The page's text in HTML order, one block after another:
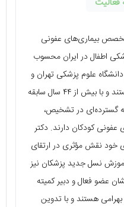
بیماری‌های عفونی
اطفال در ایران محسوب
علوم پزشکی تهران و
دبیر انجمن عفونی کودکان ایران هستند و با بیش از ۴۴ سال سابقه
گسترده‌ای در تشخیص،
عفونی کودکان دارند. دکتر
نقش مؤثری در ارتقای
نسل جدید پزشکان نیز
عضو فعال و دبیر کمیته
هستند و با تدوین